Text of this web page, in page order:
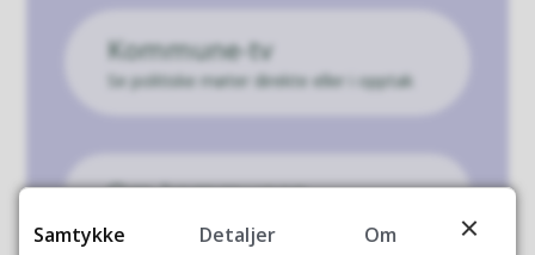
Kommune-tv
Se politiske møter direkte eller i opptak
Om kommunen
Samtykke Detaljer Om